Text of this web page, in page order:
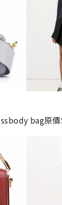
bag原價